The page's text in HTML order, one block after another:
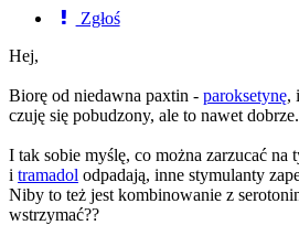
Zgłoś
Hej,
Biorę od niedawna paxtin - paroksetynę,
czuję się pobudzony, ale to nawet
I tak sobie myślę, co można zarzucać na
i tramadol odpadają, inne stymulanty
Niby to też jest kombinowanie z
wstrzymać??